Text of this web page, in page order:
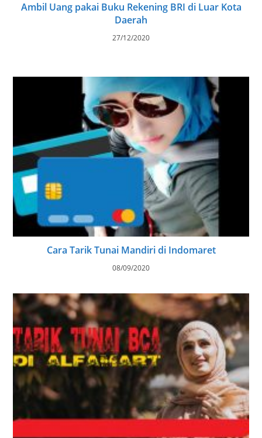
Ambil Uang pakai Buku Rekening BRI di Luar Kota
Daerah
27/12/2020
Cara Tarik Tunai Mandiri di Indomaret
08/09/2020